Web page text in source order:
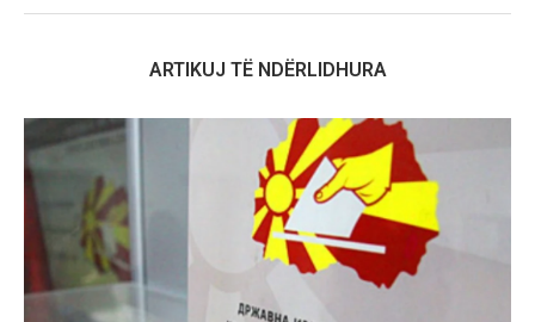
ARTIKUJ TË NDËRLIDHURA